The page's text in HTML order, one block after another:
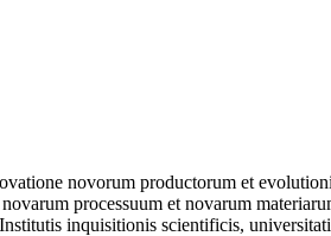
novorum productorum et
processuum et novarum
inquisitionis scientificis,